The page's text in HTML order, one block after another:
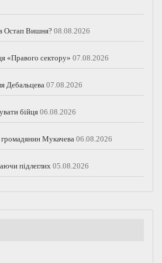
Остап Вишня? 08.08.2026
«Правого сектору» 07.08.2026
Дебальцева 07.08.2026
бійця 06.08.2026
Мукачева 06.08.2026
підлеглих 05.08.2026